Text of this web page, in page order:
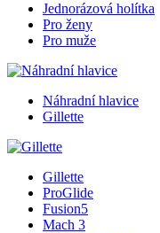
Jednorázová holítka
Pro ženy
Pro muže
Náhradní hlavice
Gillette
Gillette
ProGlide
Fusion5
Mach 3